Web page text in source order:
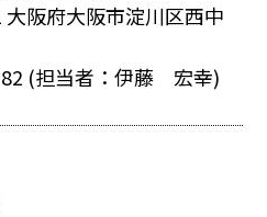
大阪府大阪市淀川区西中
(担当者：伊藤 宏幸)